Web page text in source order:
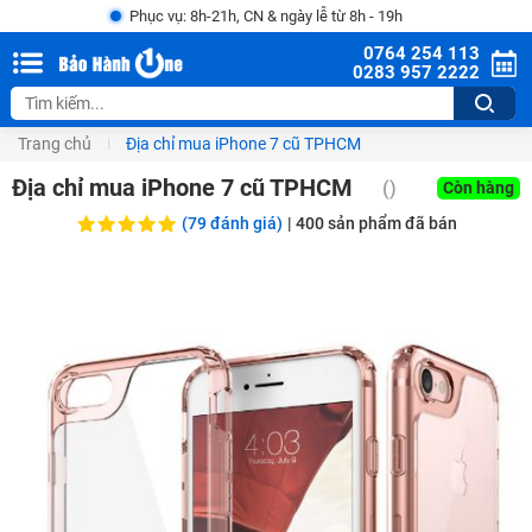
Phục vụ: 8h-21h, CN & ngày lễ từ 8h - 19h
0764 254 113
0283 957 2222
Trang chủ Địa chỉ mua iPhone 7 cũ TPHCM
Địa chỉ mua iPhone 7 cũ TPHCM ()
Còn hàng
(79 đánh giá) | 400sản phẩm đã bán